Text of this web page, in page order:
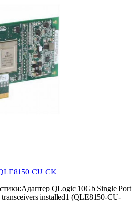
CU-CK
QLogic 10Gb Single Port
installed1 (QLE8150-CU-